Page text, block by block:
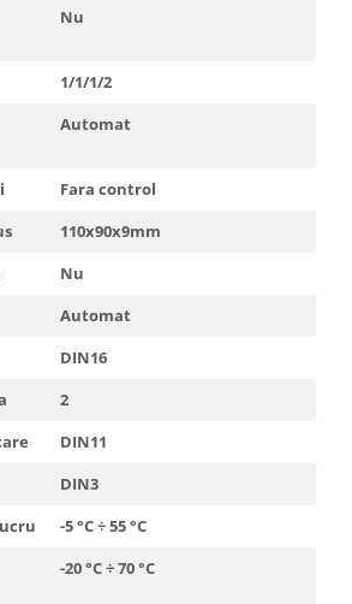
Nu
1/1/1/2
Automat
Fara control
110x90x9mm
Nu
Automat
DIN16
2
DIN11
DIN3
-5 °C ÷ 55 °C
-20 °C ÷ 70 °C